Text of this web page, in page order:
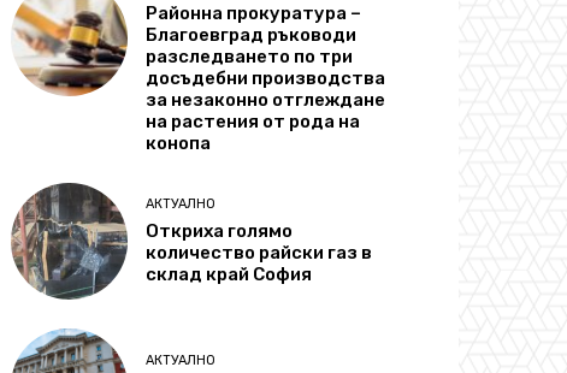
Районна прокуратура –
Благоевград ръководи
разследването по три
досъдебни производства
за незаконно отглеждане
на растения от рода на
конопа
АКТУАЛНО
Откриха голямо
количество райски газ в
склад край София
АКТУАЛНО